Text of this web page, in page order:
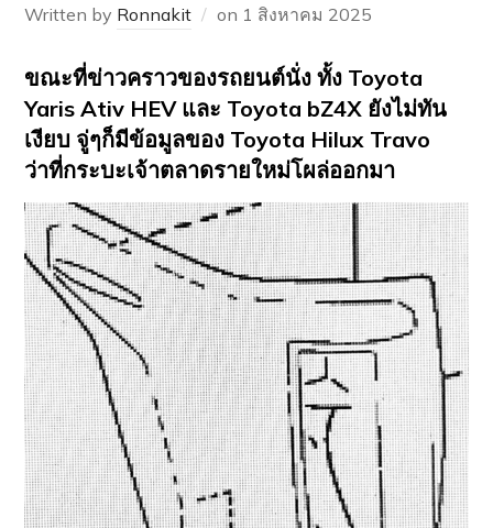
Written by Ronnakit on 1 สิงหาคม 2025
ขณะที่ข่าวคราวของรถยนต์นั่ง ทั้ง Toyota
Yaris Ativ HEV และ Toyota bZ4X ยังไม่ทัน
เงียบ จู่ๆก็มีข้อมูลของ Toyota Hilux Travo
ว่าที่กระบะเจ้าตลาดรายใหม่โผล่ออกมา